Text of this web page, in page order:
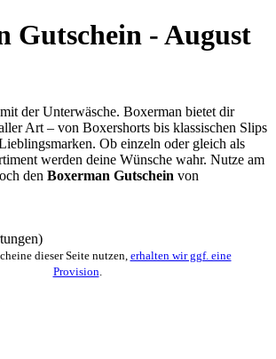
Gutschein - August
der Unterwäsche. Boxerman bietet dir
Art – von Boxershorts bis klassischen Slips
Ob einzeln oder gleich als
werden deine Wünsche wahr. Nutze am
den Boxerman Gutschein von
dieser Seite nutzen, erhalten wir ggf. eine
Provision